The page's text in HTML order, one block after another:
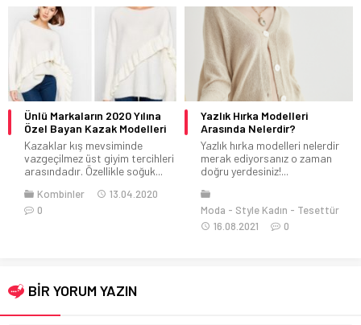
Yazlık Hırka Modelleri
Arasında Nelerdir?
Yazlık hırka modelleri nelerdir
merak ediyorsanız o zaman
doğru yerdesiniz!...
Moda
Mint Yeşili ile Yapılan
Kombinler Nelerdir?
Mint yeşili ile yapılan kombinler
nelerdir merak ediyorsanız o
zaman...
Kombinler Moda
Style
Kadın
Tesettür
BİR YORUM YAZIN